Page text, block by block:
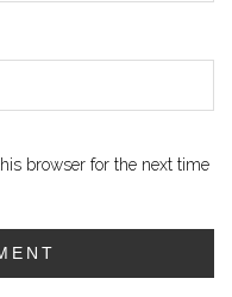
browser for the next time